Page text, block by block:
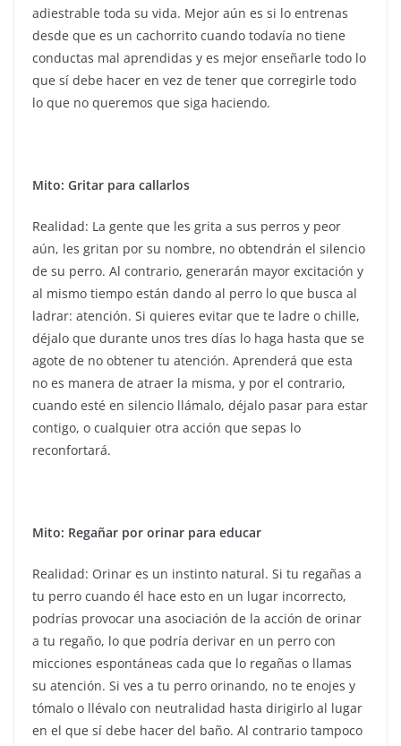
adiestrable toda su vida. Mejor aún es si lo entrenas
desde que es un cachorrito cuando todavía no tiene
conductas mal aprendidas y es mejor enseñarle todo lo
que sí debe hacer en vez de tener que corregirle todo
lo que no queremos que siga haciendo.
Mito: Gritar para callarlos
Realidad: La gente que les grita a sus perros y peor
aún, les gritan por su nombre, no obtendrán el silencio
de su perro. Al contrario, generarán mayor excitación y
al mismo tiempo están dando al perro lo que busca al
ladrar: atención. Si quieres evitar que te ladre o chille,
déjalo que durante unos tres días lo haga hasta que se
agote de no obtener tu atención. Aprenderá que esta
no es manera de atraer la misma, y por el contrario,
cuando esté en silencio llámalo, déjalo pasar para estar
contigo, o cualquier otra acción que sepas lo
reconfortará.
Mito: Regañar por orinar para educar
Realidad: Orinar es un instinto natural. Si tu regañas a
tu perro cuando él hace esto en un lugar incorrecto,
podrías provocar una asociación de la acción de orinar
a tu regaño, lo que podría derivar en un perro con
micciones espontáneas cada que lo regañas o llamas
su atención. Si ves a tu perro orinando, no te enojes y
tómalo o llévalo con neutralidad hasta dirigirlo al lugar
en el que sí debe hacer del baño. Al contrario tampoco